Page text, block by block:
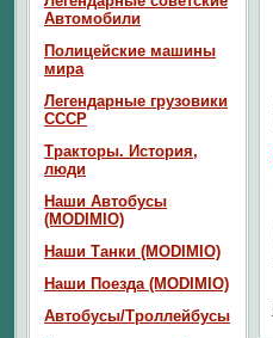
Автомобили
Полицейские машины
мира
Легендарные грузовики
СССР
Тракторы. История,
люди
Наши Автобусы
(MODIMIO)
Наши Танки (MODIMIO)
Наши Поезда (MODIMIO)
Автобусы/Троллейбусы